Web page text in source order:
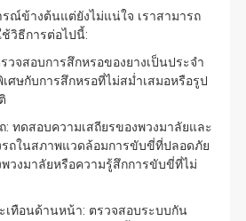
รณ์ข้างต้นแต่ยังไม่แน่ใจ เราสามารถ
วิธีการต่อไปนี้:
วจสอบการสึกหรอของยางเป็นประจำ
ศษกับการสึกหรอที่ไม่สม่ำเสมอหรือรูป
ทดสอบความเสถียรของพวงมาลัยและ
ถในสภาพแวดล้อมการขับขี่ที่ปลอดภัย
วงมาลัยหรือความรู้สึกการขับขี่ที่ไม่
ทือนด้านหน้า: ตรวจสอบระบบกัน